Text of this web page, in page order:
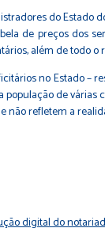
do Estado
de preços dos
além de todo
no Estado –
população de
refletem a
digital do